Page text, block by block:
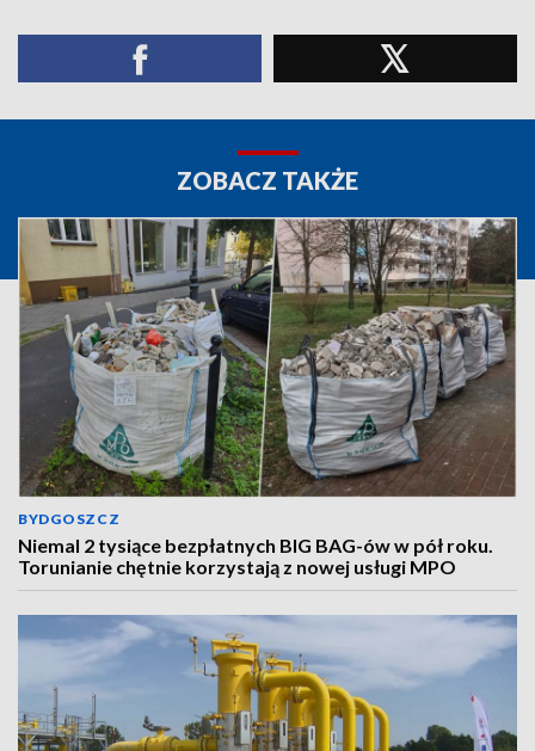
ZOBACZ TAKŻE
BYDGOSZCZ
Niemal 2 tysiące bezpłatnych BIG BAG-ów w pół roku.
Torunianie chętnie korzystają z nowej usługi MPO